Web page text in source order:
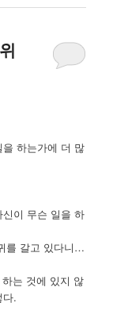
하는가에 더 많
이 무슨 일을 하
를 갈고 있다니…
는 것에 있지 않
다.